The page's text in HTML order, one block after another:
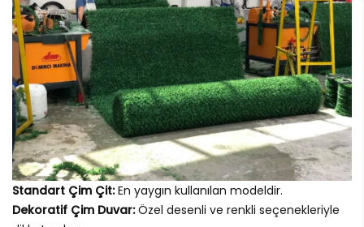
Standart Çim Çit:En yaygın kullanılan modeldir.
Dekoratif Çim Duvar:Özel desenli ve renkli seçenekleriyle